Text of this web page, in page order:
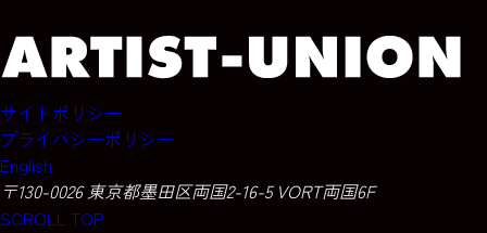
サイトポリシー
プライバシーポリシー
English
〒130-0026 東京都墨田区両国2-16-5 VORT両国6F
SCROLL TOP